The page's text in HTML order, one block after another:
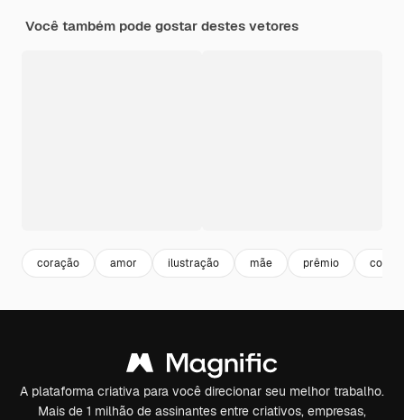
Você também pode gostar destes vetores
coração amor ilustração mãe prêmio
A plataforma criativa para você direcionar seu melhor trabalho.
Mais de 1 milhão de assinantes entre criativos, empresas,